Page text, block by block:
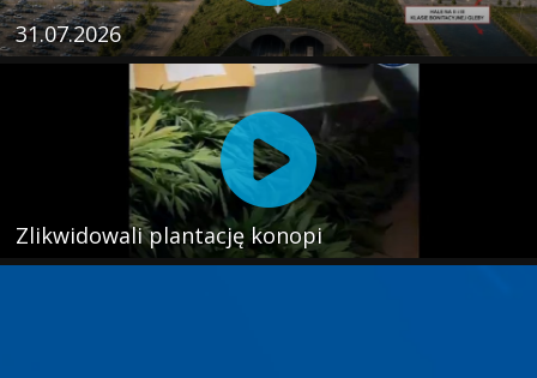
31.07.2026
Zlikwidowali plantację konopi